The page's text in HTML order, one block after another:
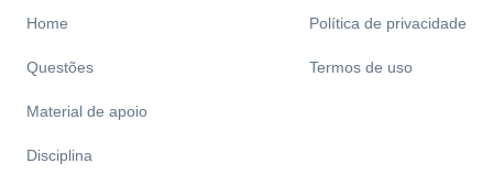
Home
Questões
Material de apoio
Disciplina
Política de privacidade
Termos de uso